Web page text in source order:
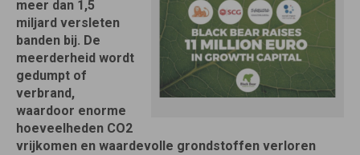
meer dan 1,5
miljard versleten
banden bij. De
meerderheid wordt
gedumpt of
verbrand,
waardoor enorme
hoeveelheden CO2
vrijkomen en waardevolle grondstoffen verloren